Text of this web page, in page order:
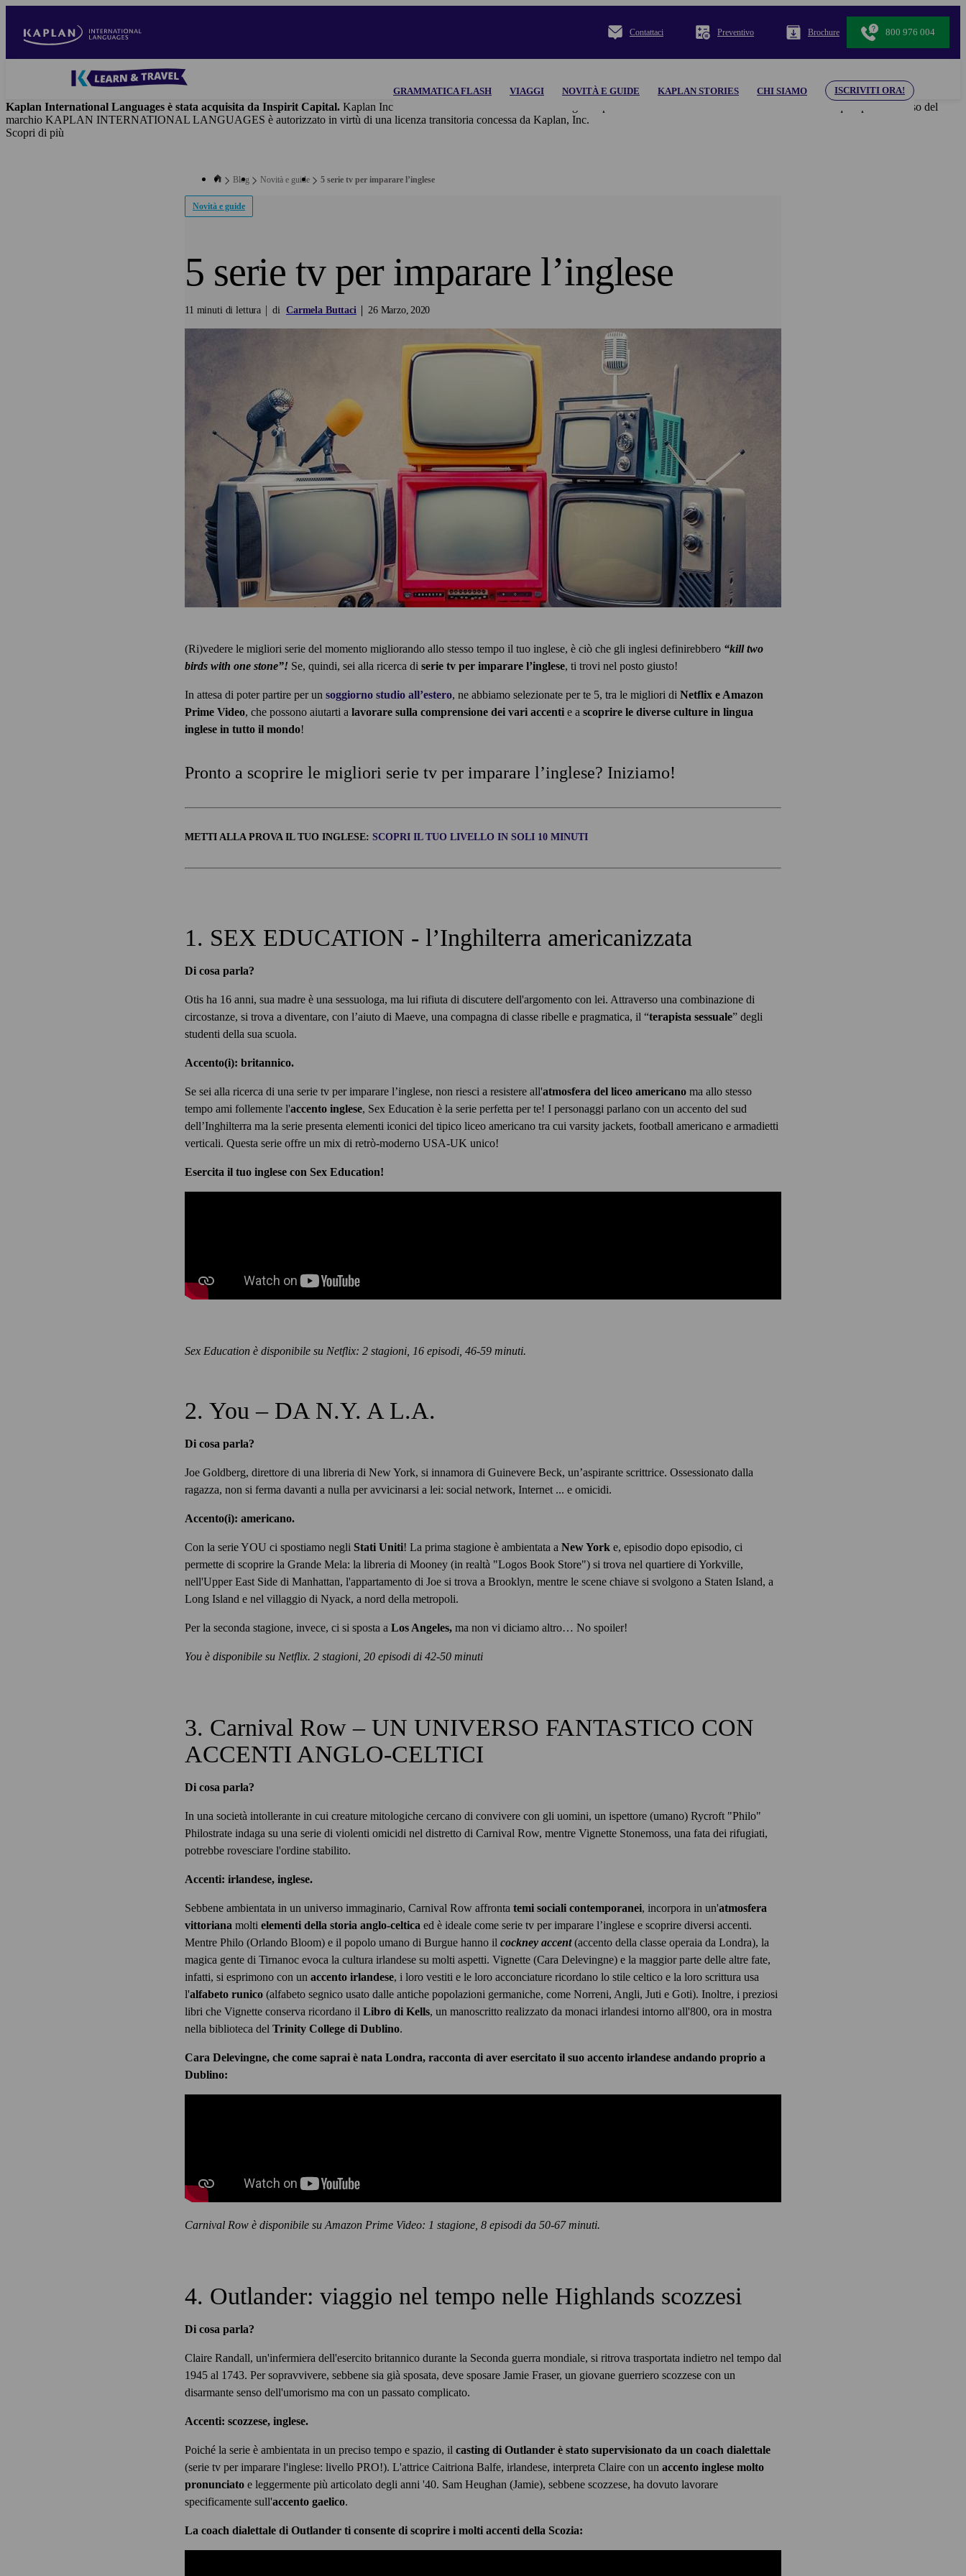
contenuto
Contattaci Preventivo Brochure 800 976 004
Blog
Main
navigation
GRAMMATICA FLASH VIAGGI NOVITÀ E GUIDE KAPLAN STORIES CHI SIAMO ISCRIVITI ORA!
Kaplan International Languages è stata acquisita da Inspirit Capital. Kaplan Inc. e le sue società controllate declinano ogni responsabilità in relazione a tutti i contenuti e materiali qui riportati. L’uso del
marchio KAPLAN INTERNATIONAL LANGUAGES è autorizzato in virtù di una licenza transitoria concessa da Kaplan, Inc.
Scopri di più
Blog Novità e guide 5 serie tv per imparare l’inglese
Novità e guide
5 serie tv per imparare l’inglese
11 minuti di lettura di Carmela Buttaci 26 Marzo 2020
(Ri)vedere le migliori serie del momento migliorando allo stesso tempo il tuo inglese, è ciò che gli inglesi definirebbero “kill two
birds with one stone”! Se, quindi, sei alla ricerca di serie tv per imparare l’inglese, ti trovi nel posto giusto!
In attesa di poter partire per un soggiorno studio all’estero, ne abbiamo selezionate per te 5, tra le migliori di Netflix e Amazon
Prime Video, che possono aiutarti a lavorare sulla comprensione dei vari accenti e a scoprire le diverse culture in lingua
inglese in tutto il mondo!
Pronto a scoprire le migliori serie tv per imparare l’inglese? Iniziamo!
METTI ALLA PROVA IL TUO INGLESE: SCOPRI IL TUO LIVELLO IN SOLI 10 MINUTI
1. SEX EDUCATION - l’Inghilterra americanizzata
Di cosa parla?
Otis ha 16 anni, sua madre è una sessuologa, ma lui rifiuta di discutere dell'argomento con lei. Attraverso una combinazione di
circostanze, si trova a diventare, con l’aiuto di Maeve, una compagna di classe ribelle e pragmatica, il “terapista sessuale” degli
studenti della sua scuola.
Accento(i): britannico.
Se sei alla ricerca di una serie tv per imparare l’inglese, non riesci a resistere all'atmosfera del liceo americano ma allo stesso
tempo ami follemente l'accento inglese, Sex Education è la serie perfetta per te! I personaggi parlano con un accento del sud
dell’Inghilterra ma la serie presenta elementi iconici del tipico liceo americano tra cui varsity jackets, football americano e armadietti
verticali. Questa serie offre un mix di retrò-moderno USA-UK unico!
Esercita il tuo inglese con Sex Education!
Sex Education è disponibile su Netflix: 2 stagioni, 16 episodi, 46-59 minuti.
2. You – DA N.Y. A L.A.
Di cosa parla?
Joe Goldberg, direttore di una libreria di New York, si innamora di Guinevere Beck, un’aspirante scrittrice. Ossessionato dalla
ragazza, non si ferma davanti a nulla per avvicinarsi a lei: social network, Internet ... e omicidi.
Accento(i): americano.
Con la serie YOU ci spostiamo negli Stati Uniti! La prima stagione è ambientata a New York e, episodio dopo episodio, ci
permette di scoprire la Grande Mela: la libreria di Mooney (in realtà "Logos Book Store") si trova nel quartiere di Yorkville,
nell'Upper East Side di Manhattan, l'appartamento di Joe si trova a Brooklyn, mentre le scene chiave si svolgono a Staten Island, a
Long Island e nel villaggio di Nyack, a nord della metropoli.
Per la seconda stagione, invece, ci si sposta a Los Angeles, ma non vi diciamo altro… No spoiler!
You è disponibile su Netflix. 2 stagioni, 20 episodi di 42-50 minuti
3. Carnival Row – UN UNIVERSO FANTASTICO CON
ACCENTI ANGLO-CELTICI
Di cosa parla?
In una società intollerante in cui creature mitologiche cercano di convivere con gli uomini, un ispettore (umano) Rycroft "Philo"
Philostrate indaga su una serie di violenti omicidi nel distretto di Carnival Row, mentre Vignette Stonemoss, una fata dei rifugiati,
potrebbe rovesciare l'ordine stabilito.
Accenti: irlandese, inglese.
Sebbene ambientata in un universo immaginario, Carnival Row affronta temi sociali contemporanei, incorpora in un'atmosfera
vittoriana molti elementi della storia anglo-celtica ed è ideale come serie tv per imparare l’inglese e scoprire diversi accenti.
Mentre Philo (Orlando Bloom) e il popolo umano di Burgue hanno il cockney accent(accento della classe operaia da Londra), la
magica gente di Tirnanoc evoca la cultura irlandese su molti aspetti. Vignette (Cara Delevingne) e la maggior parte delle altre fate,
infatti, si esprimono con un accento irlandese, i loro vestiti e le loro acconciature ricordano lo stile celtico e la loro scrittura usa
l'alfabeto runico (alfabeto segnico usato dalle antiche popolazioni germaniche, come Norreni, Angli, Juti e Goti). Inoltre, i preziosi
libri che Vignette conserva ricordano il Libro di Kells, un manoscritto realizzato da monaci irlandesi intorno all'800, ora in mostra
nella biblioteca del Trinity College di Dublino.
Cara Delevingne, che come saprai è nata Londra, racconta di aver esercitato il suo accento irlandese andando proprio a
Dublino:
Carnival Row è disponibile su Amazon Prime Video: 1 stagione, 8 episodi da 50-67 minuti.
4. Outlander: viaggio nel tempo nelle Highlands scozzesi
Di cosa parla?
Claire Randall, un'infermiera dell'esercito britannico durante la Seconda guerra mondiale, si ritrova trasportata indietro nel tempo dal
1945 al 1743. Per sopravvivere, sebbene sia già sposata, deve sposare Jamie Fraser, un giovane guerriero scozzese con un
disarmante senso dell'umorismo ma con un passato complicato.
Accenti: scozzese, inglese.
Poiché la serie è ambientata in un preciso tempo e spazio, il casting di Outlander è stato supervisionato da un coach dialettale
(serie tv per imparare l'inglese: livello PRO!). L'attrice Caitriona Balfe, irlandese, interpreta Claire con un accento inglese molto
pronunciato e leggermente più articolato degli anni '40. Sam Heughan (Jamie), sebbene scozzese, ha dovuto lavorare
specificamente sull'accento gaelico.
La coach dialettale di Outlander ti consente di scoprire i molti accenti della Scozia: